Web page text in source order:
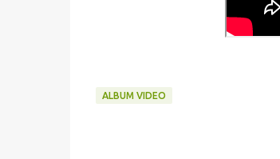
ALBUM VIDEO